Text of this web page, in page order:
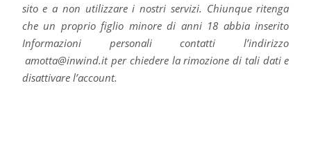
sito e a non utilizzare i nostri servizi. Chiunque ritenga
che un proprio figlio minore di anni 18 abbia inserito
Informazioni personali contatti l’indirizzo
amotta@inwind.it per chiedere la rimozione di tali dati e
disattivare l’account.